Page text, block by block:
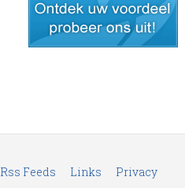
Rss Feeds Links Privacy